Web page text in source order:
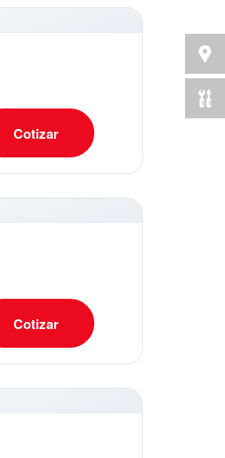
Cotizar
Cotizar